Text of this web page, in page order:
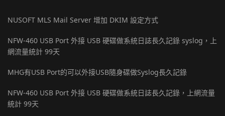
NUSOFT MLS Mail Server 增加 DKIM 設定方式
NFW-460 USB Port 外接 USB 硬碟做系統日誌長久記錄 syslog，上
網流量統計 99天
MHG有USB Port的可以外接USB隨身碟做Syslog長久記錄
NFW-460 USB Port 外接 USB 硬碟做系統日誌長久記錄，上網流量
統計 99天